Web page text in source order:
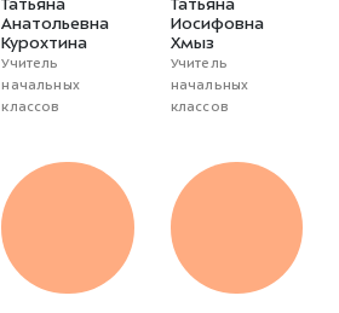
Татьяна
Анатольевна
Курохтина
Учитель
начальных
классов
Татьяна
Иосифовна
Хмыз
Учитель
начальных
классов